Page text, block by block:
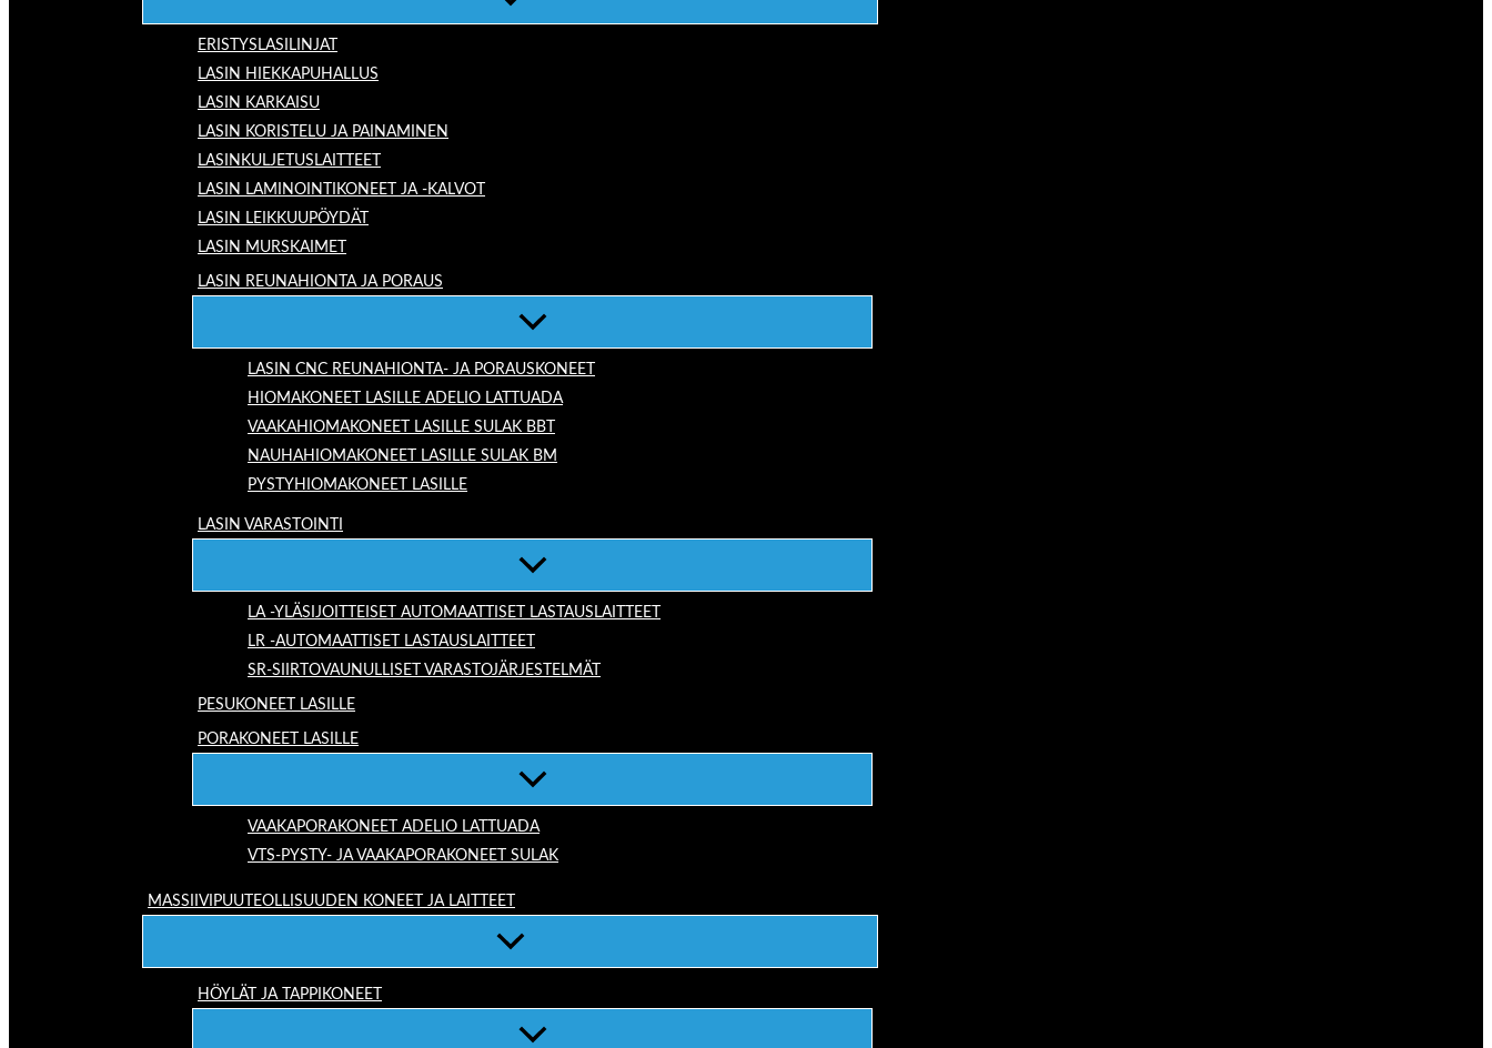
ERISTYSLASILINJAT
LASIN HIEKKAPUHALLUS
LASIN KARKAISU
LASIN KORISTELU JA PAINAMINEN
LASINKULJETUSLAITTEET
LASIN LAMINOINTIKONEET JA -KALVOT
LASIN LEIKKUUPÖYDÄT
LASIN MURSKAIMET
LASIN REUNAHIONTA JA PORAUS
LASIN CNC REUNAHIONTA- JA PORAUSKONEET
HIOMAKONEET LASILLE ADELIO LATTUADA
VAAKAHIOMAKONEET LASILLE SULAK BBT
NAUHAHIOMAKONEET LASILLE SULAK BM
PYSTYHIOMAKONEET LASILLE
LASIN VARASTOINTI
LA -YLÄSIJOITTEISET AUTOMAATTISET LASTAUSLAITTEET
LR -AUTOMAATTISET LASTAUSLAITTEET
SR-SIIRTOVAUNULLISET VARASTOJÄRJESTELMÄT
PESUKONEET LASILLE
PORAKONEET LASILLE
VAAKAPORAKONEET ADELIO LATTUADA
VTS-PYSTY- JA VAAKAPORAKONEET SULAK
MASSIIVIPUUTEOLLISUUDEN KONEET JA LAITTEET
HÖYLÄT JA TAPPIKONEET